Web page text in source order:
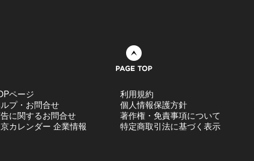
ページ
プ・お問合せ
に関するお問合せ
カレンダー 企業情報
利用規約
個人情報保護方針
著作権・免責事項について
特定商取引法に基づく表示